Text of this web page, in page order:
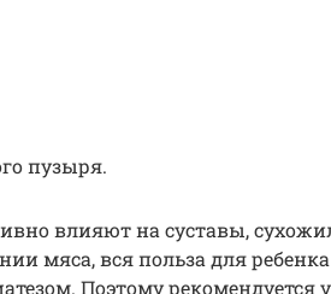
пузыря.
влияют на суставы,
мяса, вся польза для
Поэтому рекомендуется